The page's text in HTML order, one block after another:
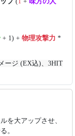
+ 1) + 物理攻撃力 *
ージ (EX込)、3HIT
を大アップさせ、
。